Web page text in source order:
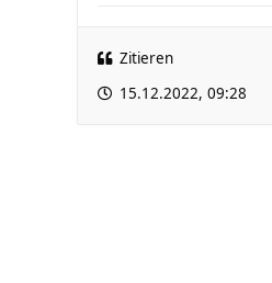
Zitieren
15.12.2022, 09:28